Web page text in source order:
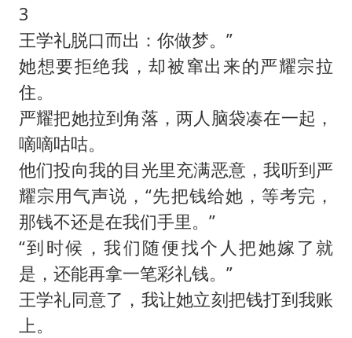
3
王学礼脱口而出：你做梦。”
她想要拒绝我，却被窜出来的严耀宗拉
住。
严耀把她拉到角落，两人脑袋凑在一起，
嘀嘀咕咕。
他们投向我的目光里充满恶意，我听到严
耀宗用气声说，“先把钱给她，等考完，
那钱不还是在我们手里。”
“到时候，我们随便找个人把她嫁了就
是，还能再拿一笔彩礼钱。”
王学礼同意了，我让她立刻把钱打到我账
上。